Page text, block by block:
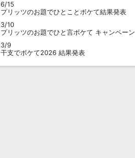
6/15
プリッツのお題でひとことボケて結果発表
3/10
プリッツのお題でひと言ボケて キャンペーン
3/9
干支でボケて2026 結果発表